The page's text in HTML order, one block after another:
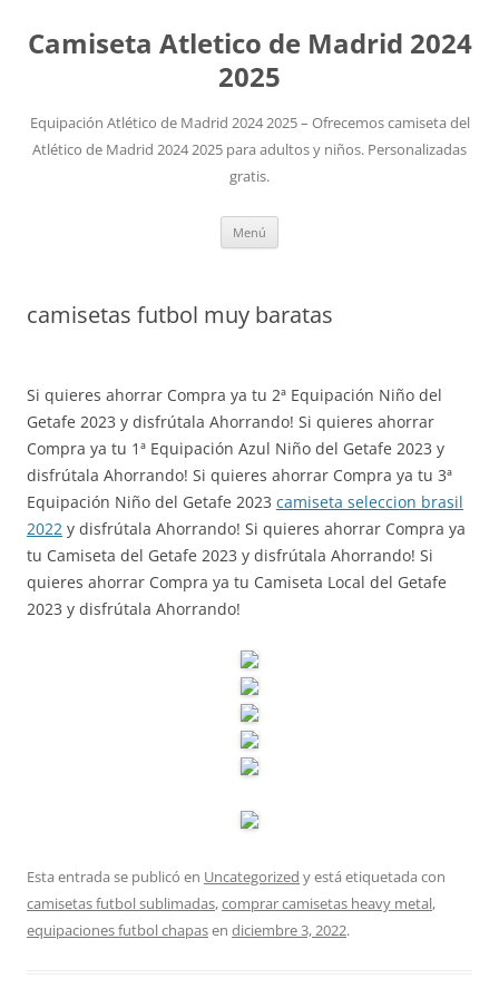
Camiseta Atletico de Madrid 2024
2025
Equipación Atlético de Madrid 2024 2025 – Ofrecemos camiseta del
Atlético de Madrid 2024 2025 para adultos y niños. Personalizadas
gratis.
Menú
camisetas futbol muy baratas
Si quieres ahorrar Compra ya tu 2ª Equipación Niño del
Getafe 2023 y disfrútala Ahorrando! Si quieres ahorrar
Compra ya tu 1ª Equipación Azul Niño del Getafe 2023 y
disfrútala Ahorrando! Si quieres ahorrar Compra ya tu 3ª
Equipación Niño del Getafe 2023 camiseta seleccion brasil
2022 y disfrútala Ahorrando! Si quieres ahorrar Compra ya
tu Camiseta del Getafe 2023 y disfrútala Ahorrando! Si
quieres ahorrar Compra ya tu Camiseta Local del Getafe
2023 y disfrútala Ahorrando!
Esta entrada se publicó en Uncategorized y está etiquetada con
camisetas futbol sublimadas,comprar camisetas heavy metal,
equipaciones futbol chapasen diciembre 3, 2022.